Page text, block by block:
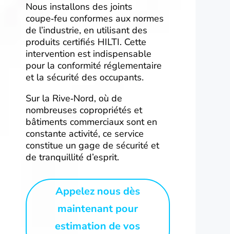
Nous installons des joints
coupe‑feu conformes aux normes
de l’industrie, en utilisant des
produits certifiés HILTI. Cette
intervention est indispensable
pour la conformité réglementaire
et la sécurité des occupants.
Sur la Rive‑Nord, où de
nombreuses copropriétés et
bâtiments commerciaux sont en
constante activité, ce service
constitue un gage de sécurité et
de tranquillité d’esprit.
Appelez nous dès
maintenant pour
estimation de vos